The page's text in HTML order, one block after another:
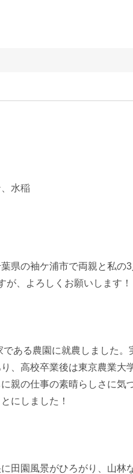
水稲
県の袖ケ浦市で両親と私の
、よろしくお願いします！
ある農園に就農しました。
、高校卒業後は東京農業大
親の仕事の素晴らしさに気
にしました！
田園風景がひろがり、山林